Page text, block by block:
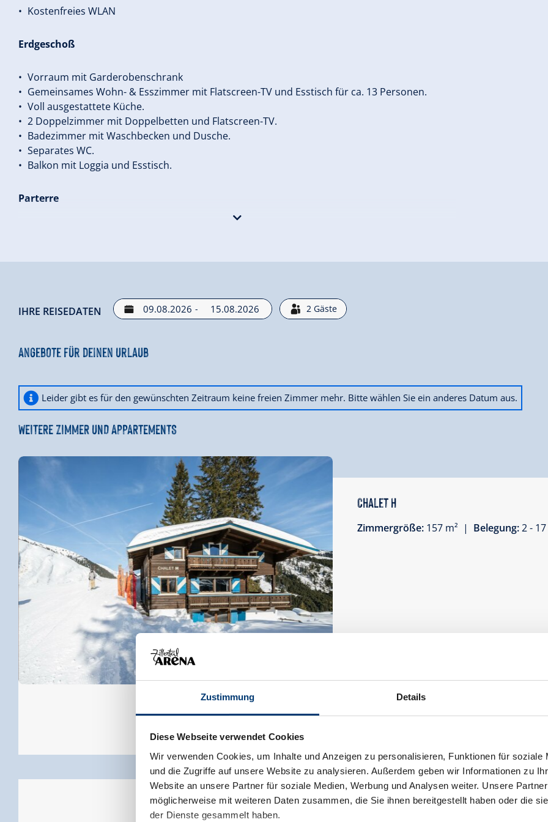
Zustimmung Details
Diese Webseite verwendet Cookies
Wir verwenden Cookies, um Inhalte und Anzeigen zu personalisieren, Funktionen für soziale
und die Zugriffe auf unsere Website zu analysieren. Außerdem geben wir Informationen zu
Website an unsere Partner für soziale Medien, Werbung und Analysen weiter. Unsere
möglicherweise mit weiteren Daten zusammen, die Sie ihnen bereitgestellt haben oder die
der Dienste gesammelt haben.
Kostenfreies WLAN
Erdgeschoß
Vorraum mit Garderobenschrank
Gemeinsames Wohn- & Esszimmer mit Flatscreen-TV und Esstisch für ca. 13 Personen.
Voll ausgestattete Küche.
2 Doppelzimmer mit Doppelbetten und Flatscreen-TV.
Badezimmer mit Waschbecken und Dusche.
Separates WC.
Balkon mit Loggia und Esstisch.
Parterre
1 Doppelzimmer mit Doppelbett und Flatscreen-TV
Zwei abgetrennte, gemütliche Schlafkojen mit 2 bzw. 3 Betten (5 Personen).
Schlafbereich
Offener Wohn-Schlafbereich mit Sofa & Flatscreen-TV
Kleiner Balkon
5 m Länge für ca. 6 Personen zum Saunieren mit Vorraum zum Abkühlen & Umkleiden
Fenster mit Aussicht
1 Carport mit 2 Autostellplätzen
Zusatz Angebote:
Lieferservice täglich von 11:00 bis 21:30 Uhr
FelsenBAD&SPA im My Alpenwelt Resort nur wenige Gehminuten vom Chalet entfernt
Kulinarische Highlights in den verscheidenen Restaurant Betrieben des My Alpenwelt Resort
Après Ski in der Hannes Alm & Bergliebe Club
IHRE REISEDATEN - 2 Gäste
Angebote für deinen Urlaub
Leider gibt es für den gewünschten Zeitraum keine freien Zimmer mehr. Bitte wählen Sie ein anderes Datum aus.
WEITERE ZIMMER UND APPARTEMENTS
Chalet H
Zimmergröße: 157 m² | Belegung:2 -
Appartement/Fewo, Dusche oder Bad,